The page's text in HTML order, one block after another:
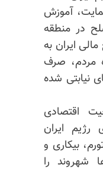
آموزش
در منطقه
ایران به
مردم، صرف
نیابتی شده
اقتصادی
رژیم ایران
بیکاری و
شهروند را